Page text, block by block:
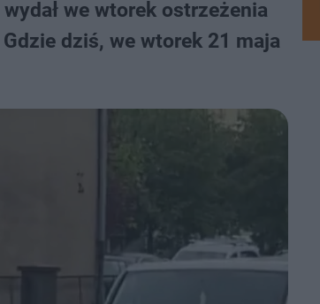
we wtorek ostrzeżenia
dziś, we wtorek 21 maja